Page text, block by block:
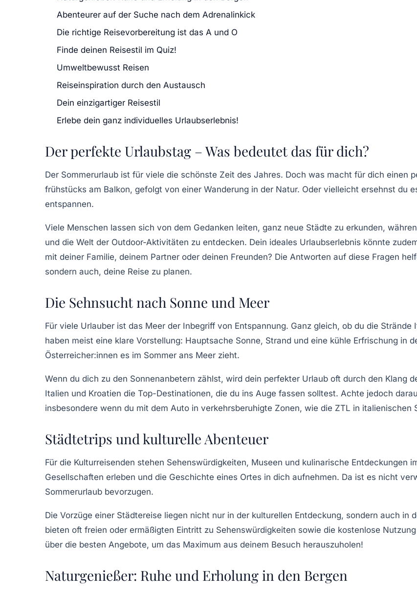
Abenteurer auf der Suche nach dem Adrenalinkick
Die richtige Reisevorbereitung ist das A und O
Finde deinen Reisestil im Quiz!
Umweltbewusst Reisen
Reiseinspiration durch den Austausch
Dein einzigartiger Reisestil
Erlebe dein ganz individuelles Urlaubserlebnis!
Der perfekte Urlaubstag – Was bedeutet das für dich?
Der Sommerurlaub ist für viele die schönste Zeit des Jahres. Doch was macht für dich einen
frühstücks am Balkon, gefolgt von einer Wanderung in der Natur. Oder vielleicht ersehnst du
entspannen.
Viele Menschen lassen sich von dem Gedanken leiten, ganz neue Städte zu erkunden,
und die Welt der Outdoor-Aktivitäten zu entdecken. Dein ideales Urlaubserlebnis könnte
mit deiner Familie, deinem Partner oder deinen Freunden? Die Antworten auf diese Fragen
sondern auch, deine Reise zu planen.
Die Sehnsucht nach Sonne und Meer
Für viele Urlauber ist das Meer der Inbegriff von Entspannung. Ganz gleich, ob du die
haben meist eine klare Vorstellung: Hauptsache Sonne, Strand und eine kühle Erfrischung in
Österreicher:innen es im Sommer ans Meer zieht.
Wenn du dich zu den Sonnenanbetern zählst, wird dein perfekter Urlaub oft durch den Klang
Italien und Kroatien die Top-Destinationen, die du ins Auge fassen solltest. Achte jedoch
insbesondere wenn du mit dem Auto in verkehrsberuhigte Zonen, wie die ZTL in italienischen
Städtetrips und kulturelle Abenteuer
Für die Kulturreisenden stehen Sehenswürdigkeiten, Museen und kulinarische Entdeckungen
Gesellschaften erleben und die Geschichte eines Ortes in dich aufnehmen. Da ist es nicht
Sommerurlaub bevorzugen.
Die Vorzüge einer Städtereise liegen nicht nur in der kulturellen Entdeckung, sondern auch in
bieten oft freien oder ermäßigten Eintritt zu Sehenswürdigkeiten sowie die kostenlose
über die besten Angebote, um das Maximum aus deinem Besuch herauszuholen!
Naturgenießer: Ruhe und Erholung in den Bergen